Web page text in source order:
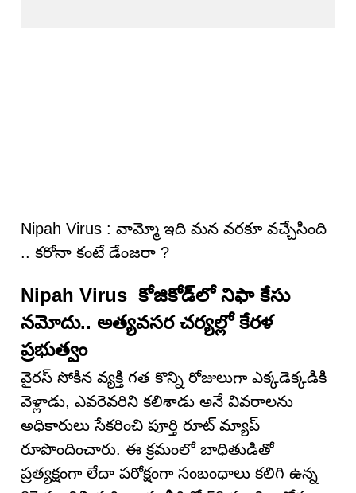
Nipah Virus : వామ్మో ఇది మన వరకూ వచ్చేసింది
.. కరోనా కంటే డేంజరా ?
Nipah Virus కోజికోడ్‌లో నిఫా కేసు
నమోదు.. అత్యవసర చర్యల్లో కేరళ
ప్రభుత్వం
వైరస్ సోకిన వ్యక్తి గత కొన్ని రోజులుగా ఎక్కడెక్కడికి
వెళ్లాడు, ఎవరెవరిని కలిశాడు అనే వివరాలను
అధికారులు సేకరించి పూర్తి రూట్ మ్యాప్
రూపొందించారు. ఈ క్రమంలో బాధితుడితో
ప్రత్యక్షంగా లేదా పరోక్షంగా సంబంధాలు కలిగి ఉన్న